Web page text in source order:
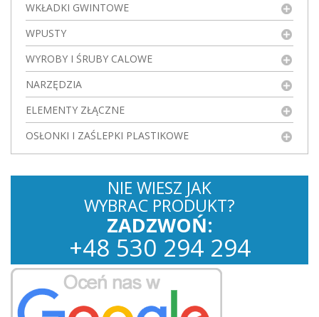
WKŁADKI GWINTOWE
WPUSTY
WYROBY I ŚRUBY CALOWE
NARZĘDZIA
ELEMENTY ZŁĄCZNE
OSŁONKI I ZAŚLEPKI PLASTIKOWE
NIE WIESZ JAK
WYBRAC PRODUKT?
ZADZWOŃ:
+48 530 294 294